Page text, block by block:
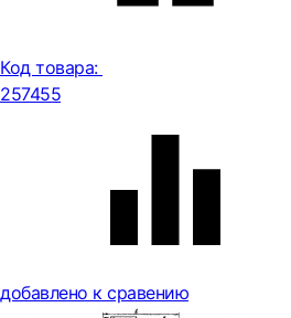
Код товара:
257455
добавлено к сравению